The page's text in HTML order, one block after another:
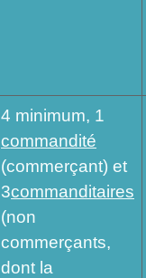
4 minimum, 1
commandité
(commerçant) et
3commanditaires
(non
commerçants,
dont la